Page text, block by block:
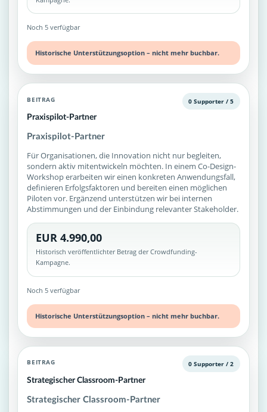
Noch 5 verfügbar
Historische Unterstützungsoption – nicht mehr buchbar.
BEITRAG
Praxispilot-Partner
0 Supporter / 5
Praxispilot-Partner
Für Organisationen, die Innovation nicht nur begleiten,
sondern aktiv mitentwickeln möchten. In einem Co-Design-
Workshop erarbeiten wir einen konkreten Anwendungsfall,
definieren Erfolgsfaktoren und bereiten einen möglichen
Piloten vor. Ergänzend unterstützen wir bei internen
Abstimmungen und der Einbindung relevanter Stakeholder.
EUR 4.990,00
Historisch veröffentlichter Betrag der Crowdfunding-
Kampagne.
Noch 5 verfügbar
Historische Unterstützungsoption – nicht mehr buchbar.
BEITRAG
Strategischer Classroom-Partner
0 Supporter / 2
Strategischer Classroom-Partner